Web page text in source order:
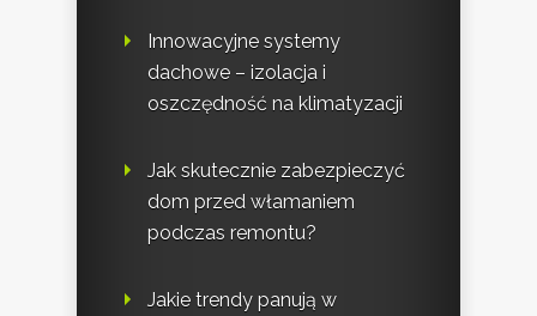
Innowacyjne systemy
dachowe – izolacja i
oszczędność na klimatyzacji
Jak skutecznie zabezpieczyć
dom przed włamaniem
podczas remontu?
Jakie trendy panują w